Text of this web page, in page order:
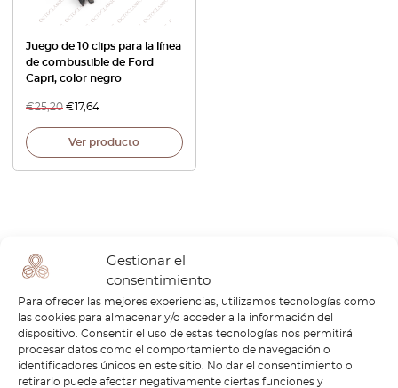
Gestionar el
consentimiento
Para ofrecer las mejores experiencias, utilizamos tecnologías como
las cookies para almacenar y/o acceder a la información del
dispositivo. Consentir el uso de estas tecnologías nos permitirá
procesar datos como el comportamiento de navegación o
identificadores únicos en este sitio. No dar el consentimiento o
retirarlo puede afectar negativamente ciertas funciones y
Juego de 10 clips para la línea
de combustible de Ford
Capri, color negro
€25,20 €17,64
Ver producto
Página1/1
1